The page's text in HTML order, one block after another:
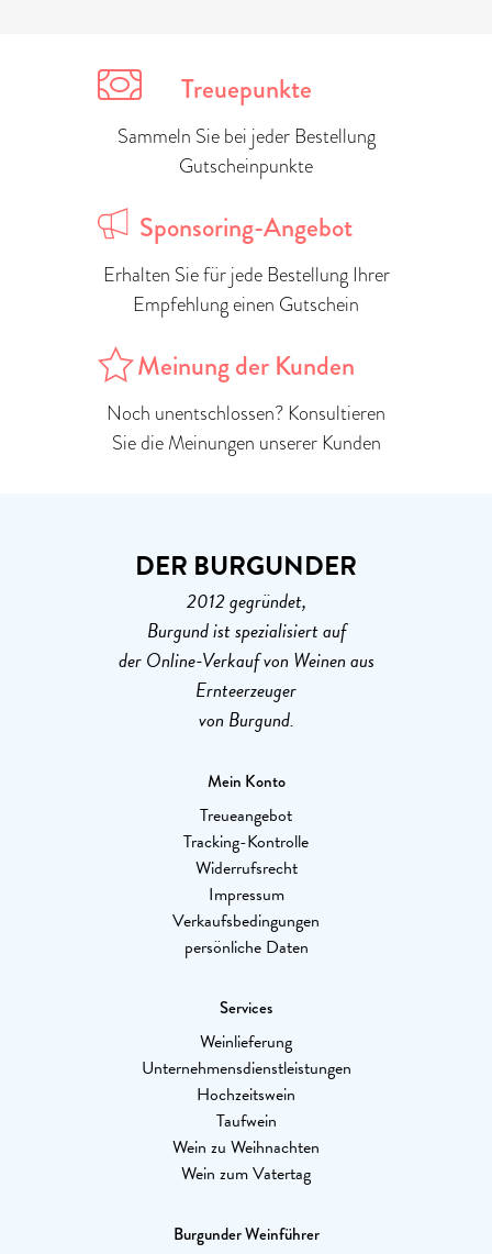
Treuepunkte
Sammeln Sie bei jeder Bestellung
Gutscheinpunkte
Sponsoring-Angebot
Erhalten Sie für jede Bestellung Ihrer
Empfehlung einen Gutschein
Meinung der Kunden
Noch unentschlossen? Konsultieren
Sie die Meinungen unserer Kunden
DER BURGUNDER
2012 gegründet,
Burgund ist spezialisiert auf
der Online-Verkauf von Weinen aus
Ernteerzeuger
von Burgund.
Mein Konto
Treueangebot
Tracking-Kontrolle
Widerrufsrecht
Impressum
Verkaufsbedingungen
persönliche Daten
Services
Weinlieferung
Unternehmensdienstleistungen
Hochzeitswein
Taufwein
Wein zu Weihnachten
Wein zum Vatertag
Burgunder Weinführer